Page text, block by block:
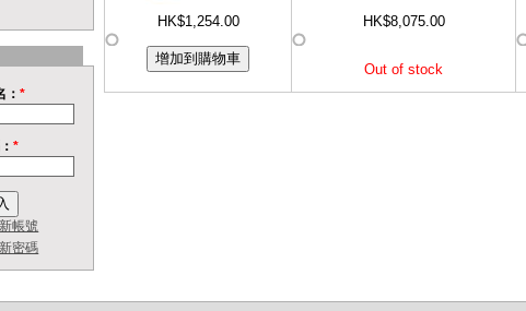
： *
*
帳號
密碼
HK$1,254.00 HK$8,075.00
Out of stock